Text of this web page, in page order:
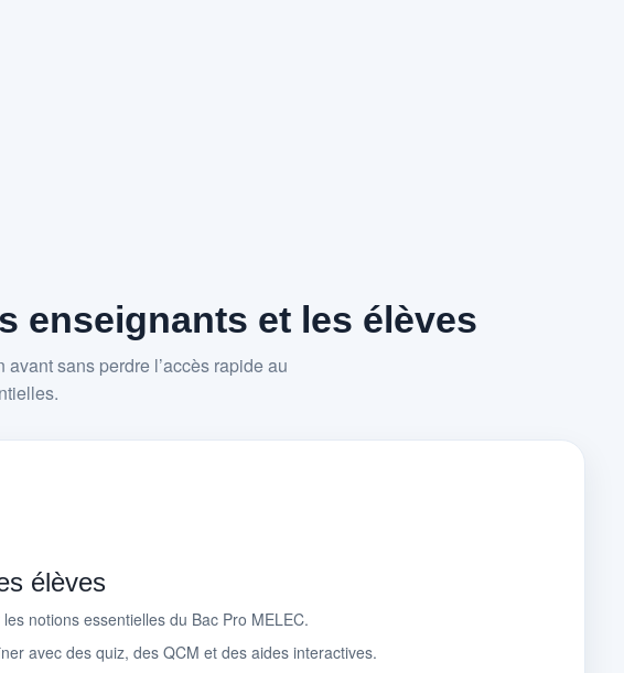
enseignants et les élèves
sans perdre l’accès rapide au
élèves
les notions essentielles du Bac Pro MELEC.
avec des quiz, des QCM et des aides interactives.